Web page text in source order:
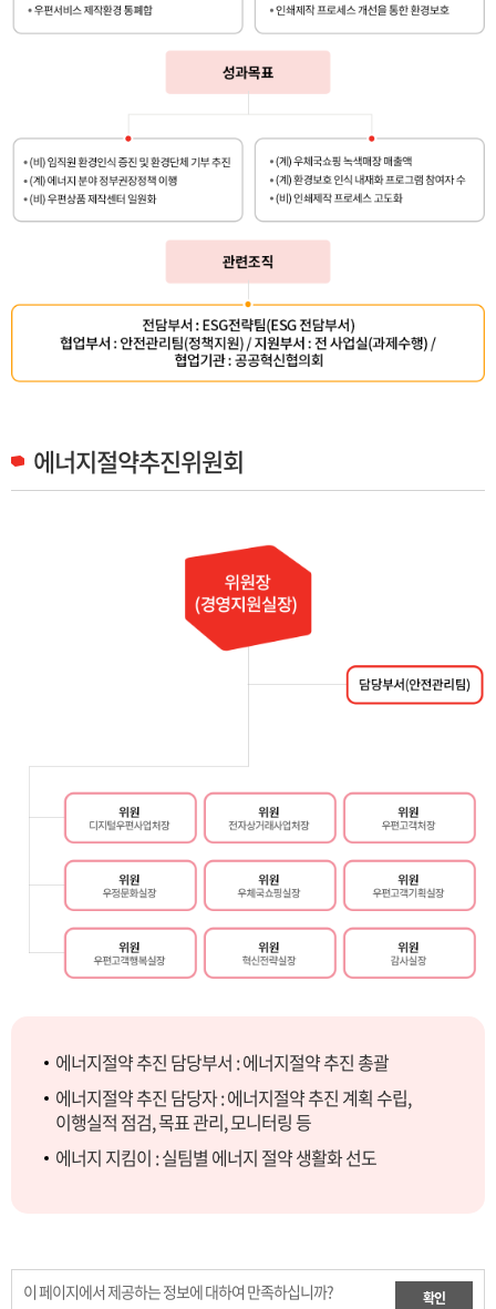
에너지절약추진위원회
에너지절약 추진 담당부서 : 에너지절약 추진 총괄
에너지절약 추진 담당자 : 에너지절약 추진 계획 수립,
이행실적 점검, 목표 관리, 모니터링 등
에너지 지킴이 : 실팀별 에너지 절약 생활화 선도
이 페이지에서 제공하는 정보에 대하여 만족하십니까? 확인